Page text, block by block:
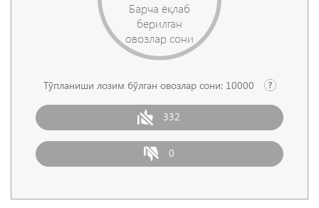
Барча ёқлаб
берилган
овозлар сони
Тўпланиши лозим бўлган овозлар сони: 10000
332
0